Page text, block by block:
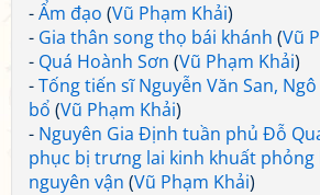
-Ẩm đạo (Vũ Phạm Khải)
- Gia thân song thọ bái khánh (Vũ
- Quá Hoành Sơn (Vũ Phạm Khải)
-Tống tiến sĩ Nguyễn Văn San,
bổ (Vũ Phạm Khải)
- Nguyên Gia Định tuần phủ Đỗ
phục bị trưng lai kinh khuất
nguyên vận (Vũ Phạm Khải)